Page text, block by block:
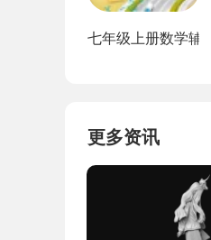
七年级上册数学辅导
更多资讯